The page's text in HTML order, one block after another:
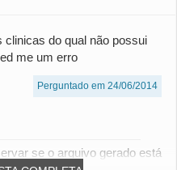
clinicas do qual não possui
me um erro
Perguntado em 24/06/2014
se o arquivo gerado está